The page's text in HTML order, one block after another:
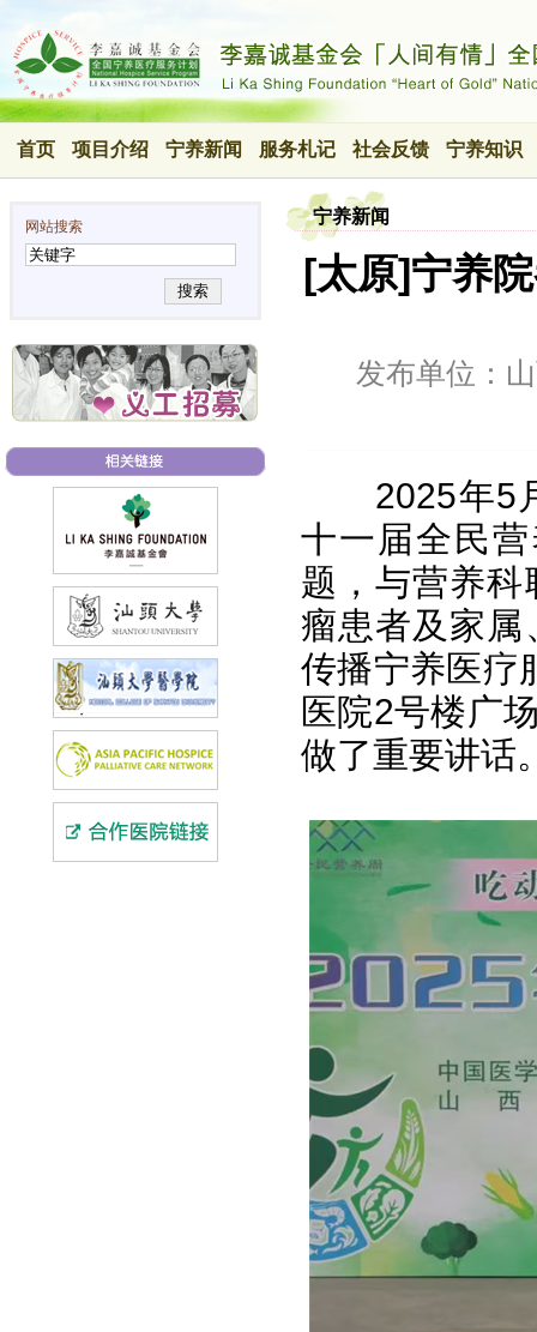
首页 项目介绍 宁养新闻 服务札记 社会反馈 宁养知识
网站搜索
搜索
宁养新闻
[太原]宁养
发布单位：
2025年5
十一届全民
题，与营养
瘤患者及家属
传播宁养医疗
医院2号楼广
做了重要讲话